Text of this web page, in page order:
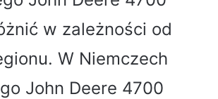
w zależności od
W Niemczech
John Deere 4700